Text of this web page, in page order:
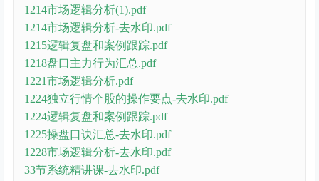
1214市场逻辑分析(1).pdf
1214市场逻辑分析-去水印.pdf
1215逻辑复盘和案例跟踪.pdf
1218盘口主力行为汇总.pdf
1221市场逻辑分析.pdf
1224独立行情个股的操作要点-去水印.pdf
1224逻辑复盘和案例跟踪.pdf
1225操盘口诀汇总-去水印.pdf
1228市场逻辑分析-去水印.pdf
33节系统精讲课-去水印.pdf